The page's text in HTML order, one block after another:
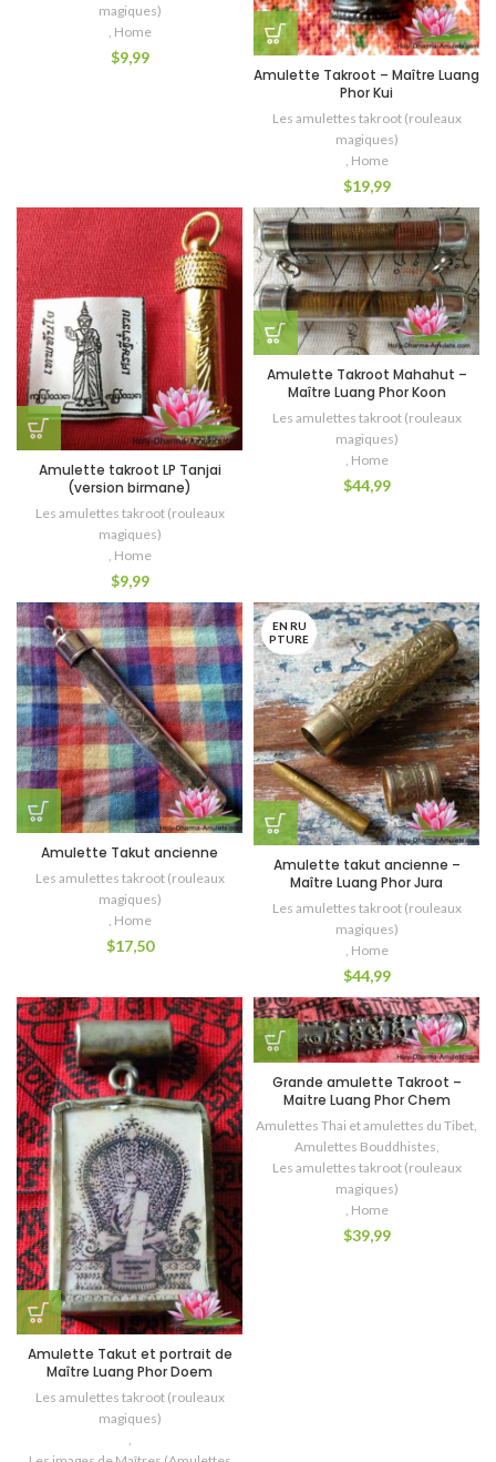
magiques)
, Home
$9,99
Amulette Takroot – Maître Luang
Phor Kui
Les amulettes takroot (rouleaux
magiques)
, Home
$19,99
Amulette takroot LP Tanjai
(version birmane)
Les amulettes takroot (rouleaux
magiques)
, Home
$9,99
Amulette Takroot Mahahut –
Maître Luang Phor Koon
Les amulettes takroot (rouleaux
magiques)
Home
$44,99
Amulette Takut ancienne
Les amulettes takroot (rouleaux
magiques)
Home
$17,50
EN RU
PTURE
Amulette takut ancienne –
Maître Luang Phor Jura
Les amulettes takroot (rouleaux
magiques)
Home
$44,99
Amulette Takut et portrait de
Maître Luang Phor Doem
Les amulettes takroot (rouleaux
magiques)
Grande amulette Takroot –
Maitre Luang Phor Chem
Amulettes Thai et amulettes du Tibet
Amulettes Bouddhistes
Les amulettes takroot (rouleaux
magiques)
Home
$39,99